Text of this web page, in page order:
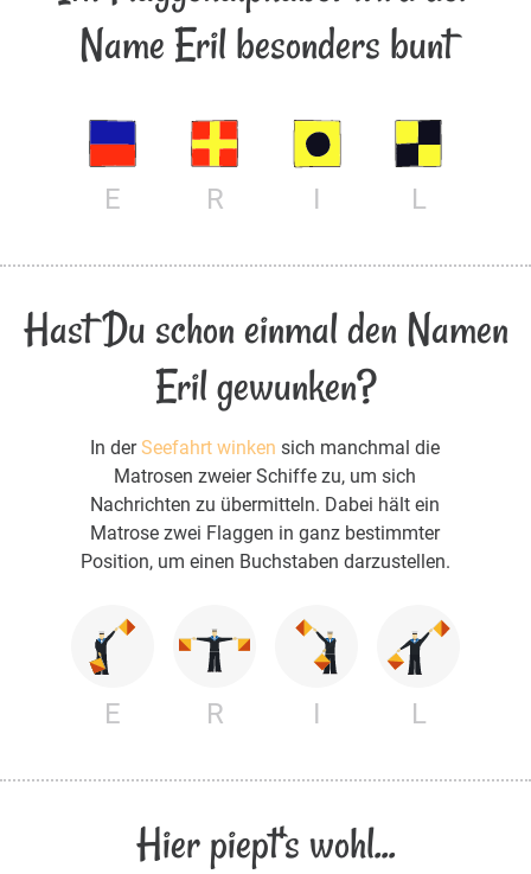
Name Eril besonders bunt
E R I L
Hast Du schon einmal den Namen
Eril gewunken?
In derSeefahrt winken sich manchmal die
Matrosen zweier Schiffe zu, um sich
Nachrichten zu übermitteln. Dabei hält ein
Matrose zwei Flaggen in ganz bestimmter
Position, um einen Buchstaben darzustellen.
E R I L
Hier piept's wohl...